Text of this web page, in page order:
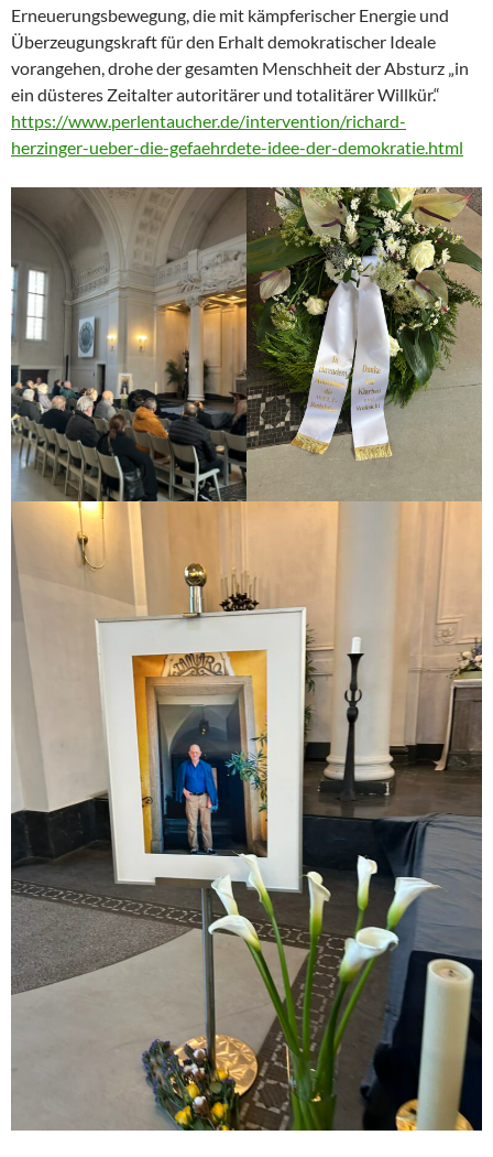
Erneuerungsbewegung, die mit kämpferischer Energie und
Überzeugungskraft für den Erhalt demokratischer Ideale
vorangehen, drohe der gesamten Menschheit der Absturz „in
ein düsteres Zeitalter autoritärer und totalitärer Willkür.“
https://www.perlentaucher.de/intervention/richard-
herzinger-ueber-die-gefaehrdete-idee-der-demokratie.html